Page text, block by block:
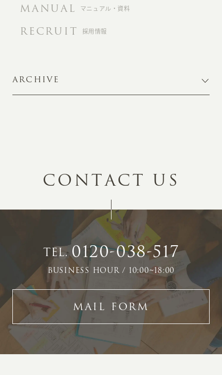
MANUAL マニュアル・資料
RECRUIT 採用情報
ARCHIVE
CONTACT US
TEL.0120-038-517
BUSINESS HOUR / 10:00~18:00
MAIL FORM